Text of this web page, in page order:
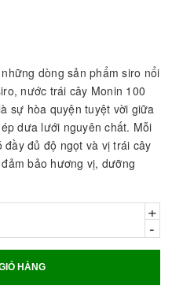
dòng sản phẩm siro nổi
nước trái cây Monin 100
sự hòa quyện tuyệt vời giữa
dưa lưới nguyên chất. Mỗi
đủ độ ngọt và vị trái cây
bảo hương vị, dưỡng
+
-
HÀNG